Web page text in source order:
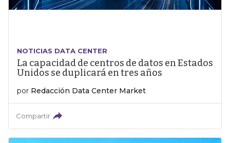
NOTICIAS DATA CENTER
La capacidad de centros de datos en Estados
Unidos se duplicará en tres años
por Redacción Data Center Market
Compartir